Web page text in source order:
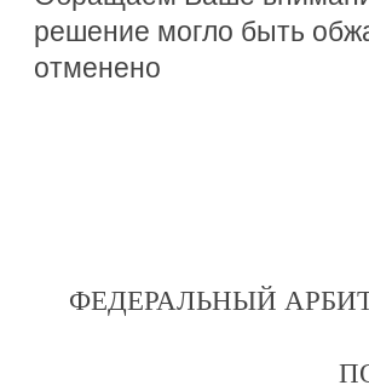
решение могло быть
отменено
ФЕДЕРАЛЬНЫЙ